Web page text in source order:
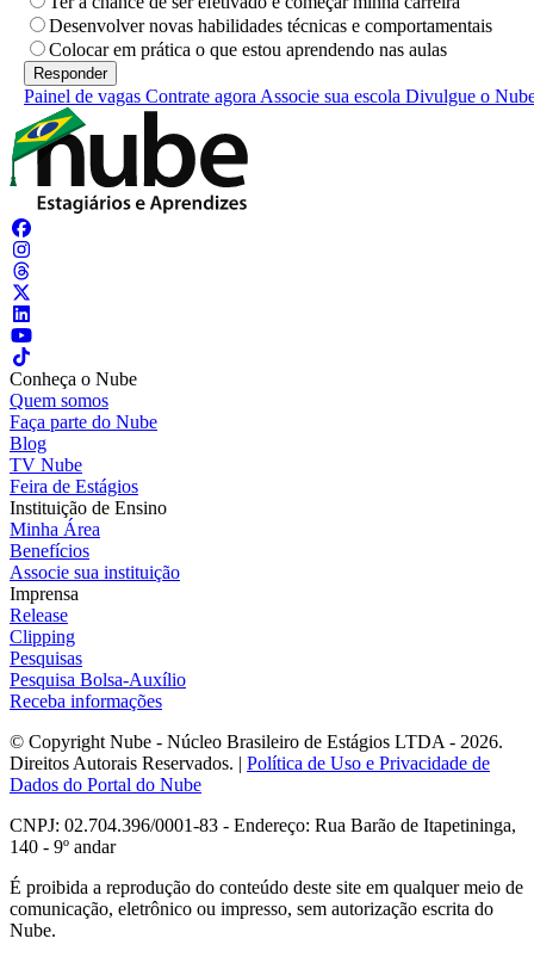
Desenvolver novas habilidades técnicas e comportamentais
Colocar em prática o que estou aprendendo nas aulas
Painel de vagas Contrate agora Associe sua escola Divulgue o
Conheça o Nube
Quem somos
Faça parte do Nube
Blog
TV Nube
Feira de Estágios
Instituição de Ensino
Minha Área
Benefícios
Associe sua instituição
Imprensa
Release
Clipping
Pesquisas
Pesquisa Bolsa-Auxílio
Receba informações
© Copyright Nube - Núcleo Brasileiro de Estágios LTDA - 2026.
Direitos Autorais Reservados. | Política de Uso e Privacidade de
Dados do Portal do Nube
CNPJ: 02.704.396/0001-83 - Endereço: Rua Barão de Itapetininga,
140 - 9º andar
É proibida a reprodução do conteúdo deste site em qualquer meio de
comunicação, eletrônico ou impresso, sem autorização escrita do
Nube.